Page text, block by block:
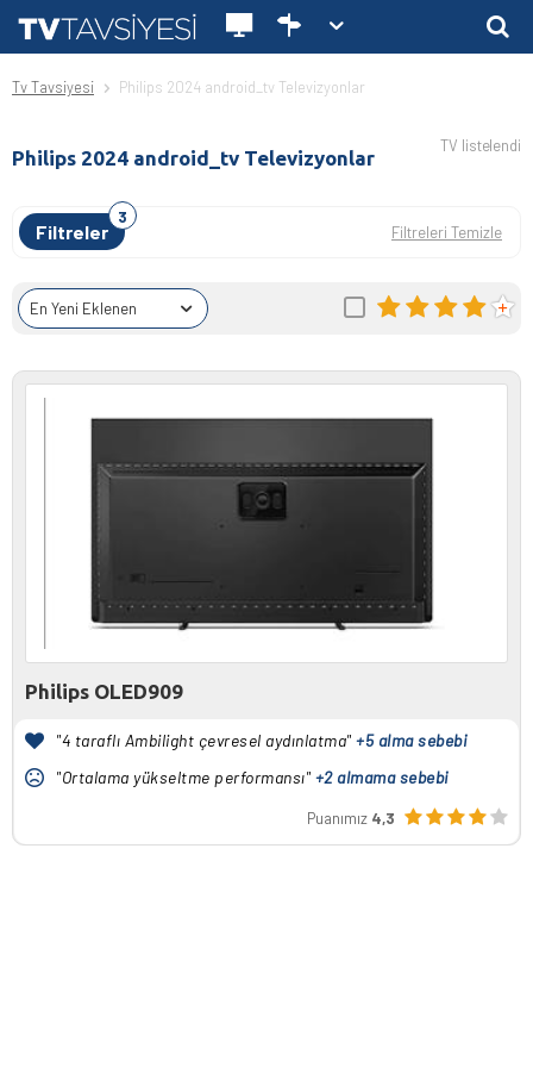
Tv Tavsiyesi Philips 2024 android_tv Televizyonlar
Philips 2024 android_tv Televizyonlar
TV listelendi
Filtreler Filtreleri Temizle
Philips OLED909
"4 taraflı Ambilight çevresel aydınlatma" +5 alma sebebi
"Ortalama yükseltme performansı" +2 almama sebebi
Puanımız 4,3